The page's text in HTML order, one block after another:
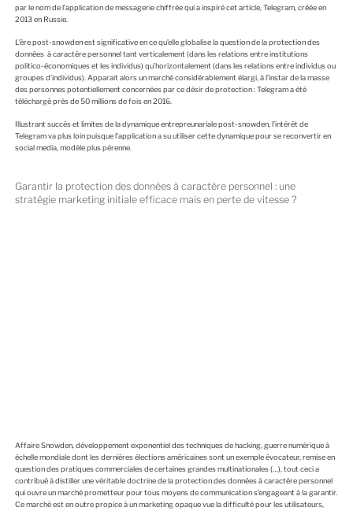
par le nom de l’application de messagerie chiffrée qui a inspiré cet article, Telegram, créée en
2013 en Russie.
L’ère post-snowden est significative en ce qu’elle globalise la question de la protection des
données à caractère personnel tant verticalement (dans les relations entre institutions
politico-économiques et les individus) qu’horizontalement (dans les relations entre individus ou
groupes d’individus). Apparait alors un marché considérablement élargi, à l’instar de la masse
des personnes potentiellement concernées par ce désir de protection : Telegram a été
téléchargé près de 50 millions de fois en 2016.
Illustrant succès et limites de la dynamique entrepreunariale post-snowden, l’intérêt de
Telegram va plus loin puisque l’application a su utiliser cette dynamique pour se reconvertir en
social media, modèle plus pérenne.
Garantir la protection des données à caractère personnel : une
stratégie marketing initiale efficace mais en perte de vitesse ?
Affaire Snowden, développement exponentiel des techniques de hacking, guerre numérique à
échelle mondiale dont les dernières élections américaines sont un exemple évocateur, remise en
question des pratiques commerciales de certaines grandes multinationales (…), tout ceci a
contribué à distiller une véritable doctrine de la protection des données à caractère personnel
qui ouvre un marché prometteur pour tous moyens de communication s’engageant à la garantir.
Ce marché est en outre propice à un marketing opaque vue la difficulté pour les utilisateurs,